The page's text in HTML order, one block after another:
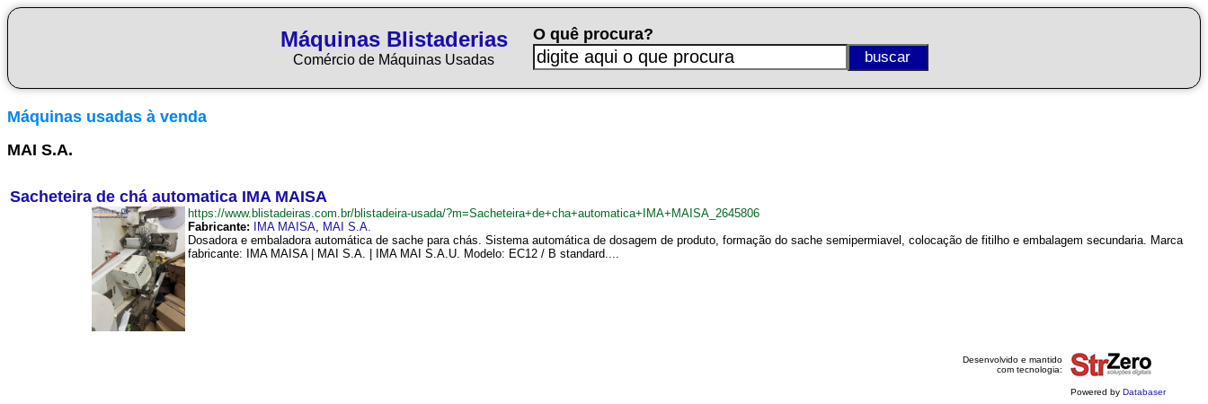
Máquinas Blistaderias
Comércio de Máquinas Usadas
O quê procura?
Máquinas usadas à venda
MAI S.A.
Sacheteira de chá automatica IMA MAISA
https://www.blistadeiras.com.br/blistadeira-usada/?m=Sacheteira+de+cha+automatica+IMA+MAISA_2645806
Fabricante:
IMA MAISA, MAI S.A.
Dosadora e embaladora automática de sache para chás. Sistema automática de dosagem de produto, formação do sache semipermiavel, colocação de fitilho e embalagem secundaria. Marca
fabricante: IMA MAISA | MAI S.A. | IMA MAI S.A.U. Modelo: EC12 / B standard....
Desenvolvido e mantido
com tecnologia:
Powered by Databaser